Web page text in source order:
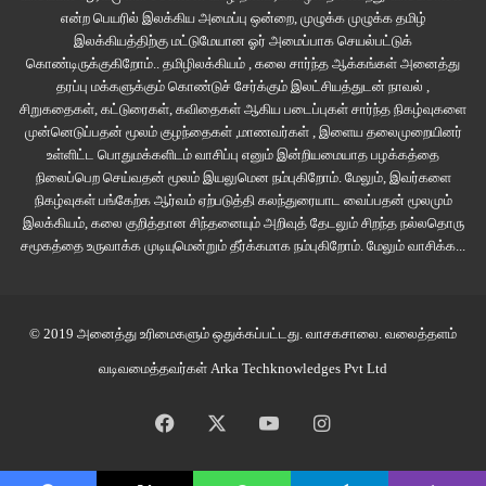
‘அம்மா சில்லறை வாங்கிட்டு வர சொன்னா’ என்று உள்ளங்கையில் அழுத்தி காசு
கொடுத்த நொடிகளை பல்லாயிரம் முறைகள் எனது மனம் ரீவைண்ட் செய்து
பாத்திருக்கும். அந்த கணத்தில் நானும் பெரியவனாகி விட்டதை வெளியில்
சொல்ல முடியவில்லை.
காசை வாங்கும்போது உரசியது கைகளல்ல, மனங்கள். விரல் தீண்டிய குளிர்ச்சி
ஆத்மாவை சுத்தம் செய்து காதலின் புனிதத்தையும், மகோத்துவத்தையும்
கற்பித்தது. காதலை விட சிறந்த விஷயம் உலகத்தில் இல்லை என்று கோபாலிடம்
அவள் விரல் உரசிக் கொடுத்த டீயில் என் விரலே முதலில் இனிப்பை உணர்ந்தது.
எங்கள் விழிகள் உரசிய வேகத்தில் உபரி மின்சாரம் தயாரித்திருக்கலாம். என்னை
நேரத்தில் வேலைக்காரம்மாவுக்கும் உள்ளங்கை அழுத்தியே காசு கொடுத்தாள்.
என்ற பெயரில் இலக்கிய அமைப்பு ஒன்றை, முழுக்க முழுக்க தமிழ்
இலக்கியத்திற்கு மட்டுமேயான ஓர் அமைப்பாக செயல்பட்டுக்
கொண்டிருக்குகிறோம்.. தமிழிலக்கியம் , கலை சார்ந்த ஆக்கங்கள் அனைத்து
தரப்பு மக்களுக்கும் கொண்டுச் சேர்க்கும் இலட்சியத்துடன் நாவல் ,
சிறுகதைகள், கட்டுரைகள், கவிதைகள் ஆகிய படைப்புகள் சார்ந்த நிகழ்வுகளை
முன்னெடுப்பதன் மூலம் குழந்தைகள் ,மாணவர்கள் , இளைய தலைமுறையினர்
உள்ளிட்ட பொதுமக்களிடம் வாசிப்பு எனும் இன்றியமையாத பழக்கத்தை
நிலைப்பெற செய்வதன் மூலம் இயலுமென நம்புகிறோம். மேலும், இவர்களை
நிகழ்வுகள் பங்கேற்க ஆர்வம் ஏற்படுத்தி கலந்துரையாட வைப்பதன் மூலமும்
இலக்கியம், கலை குறித்தான சிந்தனையும் அறிவுத் தேடலும் சிறந்த நல்லதொரு
சமூகத்தை உருவாக்க முடியுமென்றும் தீர்க்கமாக நம்புகிறோம். மேலும் வாசிக்க...
© 2019 அனைத்து உரிமைகளும் ஒதுக்கப்பட்டது. வாசகசாலை. வலைத்தளம்
வடிவமைத்தவர்கள் Arka Techknowledges Pvt Ltd
Facebook YouTubeInstagram